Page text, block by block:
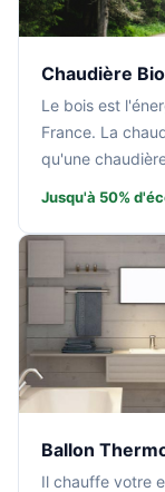
Chaudière
Le bois est
France. La
qu'une
Jusqu'à 50%
Ballon
Il chauffe votre